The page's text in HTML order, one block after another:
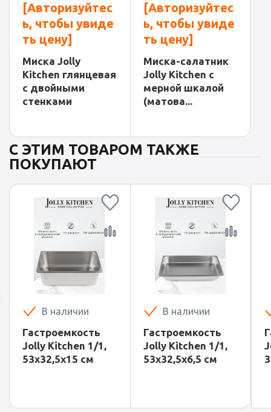
[Авторизуйтес
ь, чтобы увиде
ть цену]
Миска Jolly
Kitchen глянцевая
с двойными
стенками
[Авторизуйтес
ь, чтобы увиде
ть цену]
Миска-салатник
Jolly Kitchen c
мерной шкалой
(матова...
С ЭТИМ ТОВАРОМ ТАКЖЕ
ПОКУПАЮТ
В наличии
Гастроемкость
Jolly Kitchen 1/1,
53х32,5х15 см
В наличии
Гастроемкость
Jolly Kitchen 1/1,
53х32,5х6,5 см